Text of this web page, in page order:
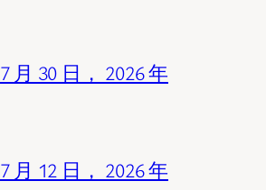
7 月 30 日， 2026 年
7 月 12 日， 2026 年